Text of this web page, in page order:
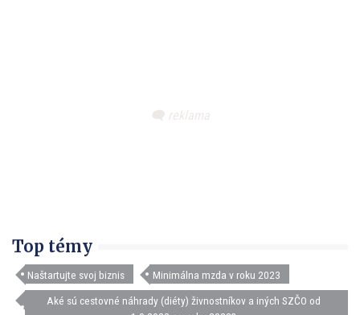
Top témy
Naštartujte svoj biznis Minimálna mzda v roku 2023
Aké sú cestovné náhrady (diéty) živnostníkov a iných SZČO od